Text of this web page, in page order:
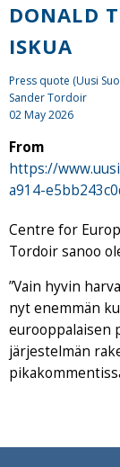
DONALD
ISKUA
Press quote (Uusi
Sander Tordoir
02 May 2026
From
https://
a914-
Centre for
Tordoir sanoo
”Vain hyvin
nyt enemmän
eurooppalaisen
järjestelmän